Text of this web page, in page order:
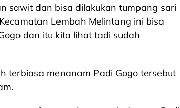
sawit dan bisa dilakukan tumpang sari
Lembah Melintang ini bisa
dan itu kita lihat tadi sudah
terbiasa menanam Padi Gogo tersebut